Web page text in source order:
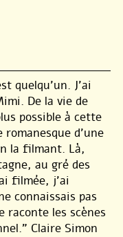
quelqu’un. J’ai
De la vie de
possible à cette
d’une
la filmant. Là,
au gré des
filmée, j’ai
connaissais pas
raconte les scènes
Claire Simon